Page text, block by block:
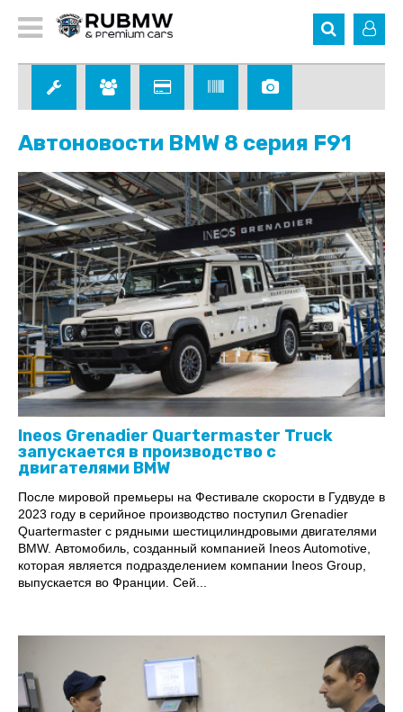
Автоновости BMW 8 серия F91
Ineos Grenadier Quartermaster Truck
запускается в производство с
двигателями BMW
После мировой премьеры на Фестивале скорости в Гудвуде в
2023 году в серийное производство поступил Grenadier
Quartermaster с рядными шестицилиндровыми двигателями
BMW. Автомобиль, созданный компанией Ineos Automotive,
которая является подразделением компании Ineos Group,
выпускается во Франции. Сей...